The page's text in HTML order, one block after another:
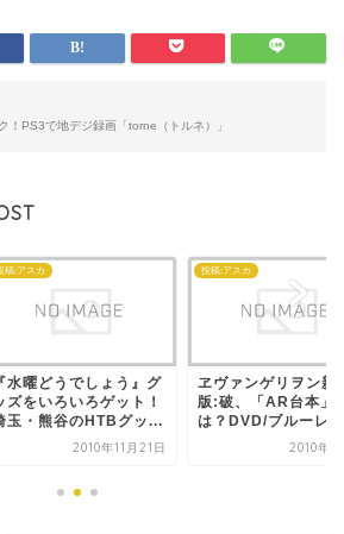
！PS3で地デジ録画「torne（トルネ）」
稿:アスカ
『水曜どうでしょう』グ
ズをいろいろゲット！
玉・熊谷のHTBグッ...
2010年11月21日
投稿:アスカ
ヱヴァンゲリヲン新
版:破、「AR台本」
は？DVD/ブルーレ
2010年2